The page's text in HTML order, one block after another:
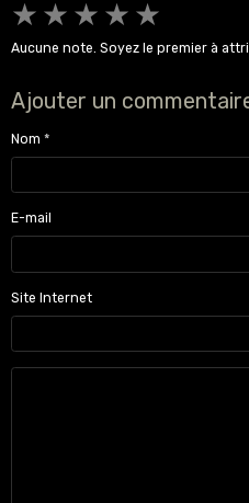
★ ★ ★ ★ ★
Aucune note. Soyez le premier à
Ajouter un
Nom
E-mail
Site Internet